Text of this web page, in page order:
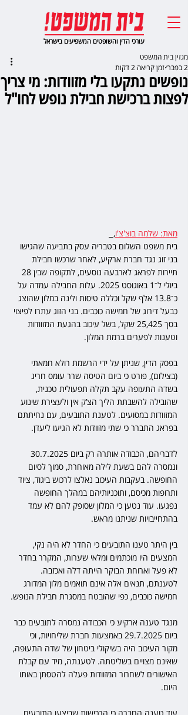
עורכי הדין והשופטים המשפיעים בישראל
נופשים נתקעו בלי מזוודות: מי צריך
לפצות ברכישת חבילת נופש לחו"ל
מגזין בית המשפט
2 בפבר׳
זמן קריאה 2 דקות
מאת: שלמה בוצ'צ'ו,
בית משפט השלום בטבריה עסק בתביעה שהגישו
בני זוג נגד חברת ארקיע, לאחר שרכשו חבילת
ביולי ל־1 באוגוסט 2025. עלות החבילה עמדה על
כ־13.8 אלף שקל וכללה טיסות ולינה במלון שהוצג
כבעל דירוג של חמישה כוכבים. בני הזוג עתרו לפיצוי
בסך 25,425 שקל, בשל עיכוב בהגעת המזוודות
וטענות לפערים ברמת המלון.
בפסק הדין, שניתן על ידי הרשמת רולא חמאתי
(בצילום), פורט כי ביום הטיסה שרר עומס חריג
בשדה התעופה עקב תקלה תפעולית טכנית,
שהובילה להשבתת הליך הצ’ק אין ולעצירת שינוע
המזוודות במסועים. לטענת התובעים, עם נחיתתם
בפראג התברר כי שתי מזוודות לא הגיעו ליעדן.
ונמסרה להם בשעת לילה מאוחרת, סמוך לסיום
החופשה. בעקבות העיכוב נאלצו לרכוש ביגוד, ציוד
ותרופות מכיסם, ותוכניותיהם במהלך החופשה
נפגעו. עוד נטען כי המלון שסופק להם לא עמד
בהתחייבויות שניתנו מראש.
בין היתר טענו התובעים כי החדר לא היה נקי,
המצעים היו מוכתמים ומלאי שערות, המקרר בחדר
לא פעל וארוחת הבוקר הייתה דלה ואכזבה.
לטענתם, תנאים אלה אינם תואמים מלון המדורג
חמישה כוכבים, כפי שהובטח במסגרת חבילת הנופש.
מנגד טענה ארקיע כי הכבודה נמסרה לתובעים כבר
ביום 29.7.2025 באמצעות חברת שליחויות, וכי
מקור העיכוב היה בשיקולי ביטחון של שדה התעופה,
שאינם מצויים בשליטתה. לטענתה, מיד עם קבלת
האישורים לשחרור המזוודות פעלה להטסתן באותו
היום.